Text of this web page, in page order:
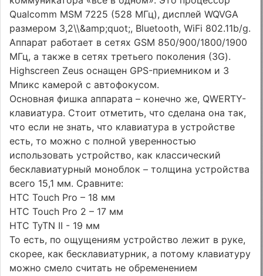
Qualcomm MSM 7225 (528 МГц), дисплей WQVGA
размером 3,2\\&amp;quot;, Bluetooth, WiFi 802.11b/g.
Аппарат работает в сетях GSM 850/900/1800/1900
МГц, а также в сетях третьего поколения (3G).
Highscreen Zeus оснащен GPS-приемником и 3
Мпикс камерой с автофокусом.
Основная фишка аппарата – конечно же, QWERTY-
клавиатура. Стоит отметить, что сделана она так,
что если не знать, что клавиатура в устройстве
есть, то можно с полной уверенностью
использовать устройство, как классический
бесклавиатурный моноблок – толщина устройства
всего 15,1 мм. Сравните:
HTC Touch Pro – 18 мм
HTC Touch Pro 2 – 17 мм
HTC TyTN II - 19 мм
То есть, по ощущениям устройство лежит в руке,
скорее, как бесклавиатурник, а потому клавиатуру
можно смело считать не обременением